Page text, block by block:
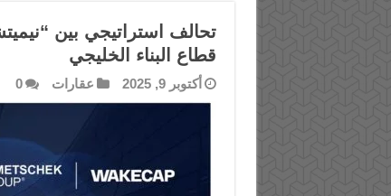
تحالف استراتيجي بين
قطاع البناء الخليجي
أكتوبر 9, 2025 عقارات 0